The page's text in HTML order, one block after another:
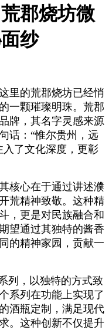
郡烧坊微
纱
里的荒郡烧坊已经悄
一颗璀璨明珠。荒郡
牌，其名字灵感来源
话：“惟尔贵州，远
了文化深度，更彰
核心在于通过讲述濮
荒精神致敬。这种精
，更是对民族融合和
望通过其独特的酱香
的精神家园，贡献一
列，以独特的方式致
系列在功能上实现了
酒瓶定制，满足现代
。这种创新不仅提升